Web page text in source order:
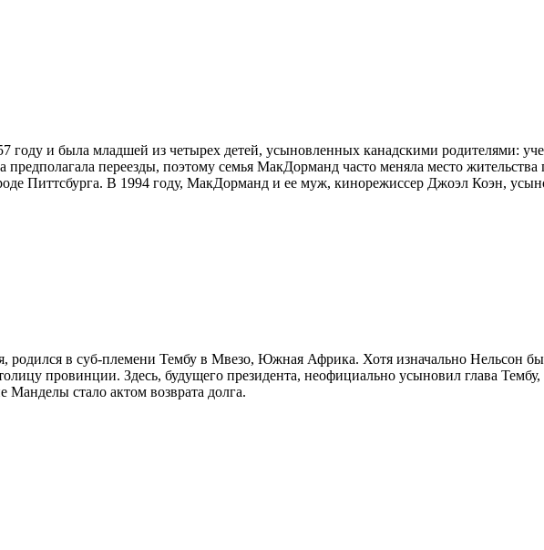
году и была младшей из четырех детей, усыновленных канадскими родителями:
переезды, поэтому семья МакДорманд часто меняла место
Питтсбурга. В 1994 году, МакДорманд и ее муж, кинорежиссер Джоэл Коэн,
родился в суб-племени Тембу в Мвезо, Южная Африка. Хотя изначально Нельсон
провинции. Здесь, будущего президента, неофициально усыновил глава
Манделы стало актом возврата долга.